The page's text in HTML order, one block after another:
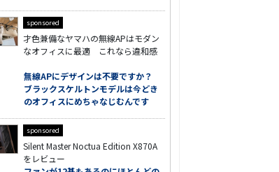
sponsored
才色兼備なヤマハの無線APはモダン
なオフィスに最適 これなら違和感
無線APにデザインは不要ですか？
ブラックスケルトンモデルは今どき
のオフィスにめちゃなじむんです
sponsored
Silent Master Noctua Edition X870A
をレビュー